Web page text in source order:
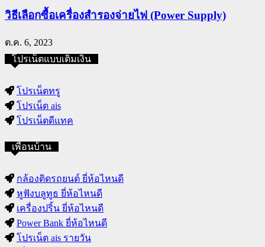
วิธีเลือกซื้อเครื่องสำรองจ่ายไฟ (Power Supply)
ต.ค. 6, 2023
โปรเน็ตแบบเติมเงิน
โปรเน็ตทรู
โปรเน็ต ais
โปรเน็ตดีแทค
เพื่อนบ้าน
กล้องติดรถยนต์ ยี่ห้อไหนดี
หูฟังบลูทูธ ยี่ห้อไหนดี
เครื่องปริ้น ยี่ห้อไหนดี
Power Bank ยี่ห้อไหนดี
โปรเน็ต ais รายวัน